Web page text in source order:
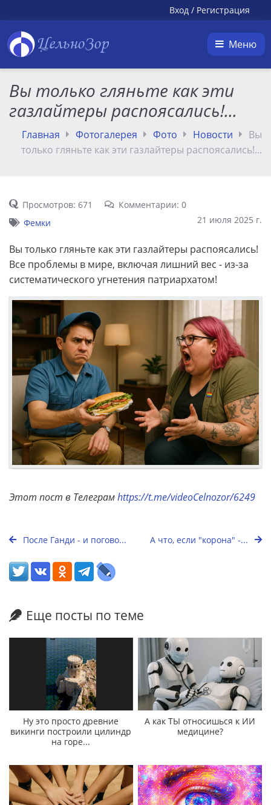
Вход / Регистрация
ЦельноЗор Меню
Вы только гляньте как эти
газлайтеры распоясались!...
Главная Фотогалерея Фото Новости
Вы
только гляньте как эти газлайтеры распоясались!...
Просмотров: 671
Комментарии: 0
21 июля 2025 г.
Фемки
Вы только гляньте как эти газлайтеры распоясались!
Все проблемы в мире, включая лишний вес - из-за
систематического угнетения патриархатом!
Этот пост в Телеграмhttps://t.me/videoCelnozor/6249
После Ганди - и погово... А что, если "корона" -...
Еще посты по теме
Ну это просто древние
викинги построили цилиндр
на горе...
А как ТЫ относишься к ИИ
медицине?